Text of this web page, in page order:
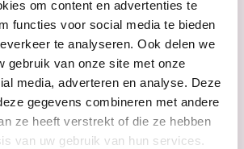
om content en advertenties te
functies voor social media te bieden
te analyseren. Ook delen we
gebruik van onze site met onze
media, adverteren en analyse. Deze
gegevens combineren met andere
ze heeft verstrekt of die ze hebben
van uw gebruik van hun services.
1
PLANTOON
Batana oil jar